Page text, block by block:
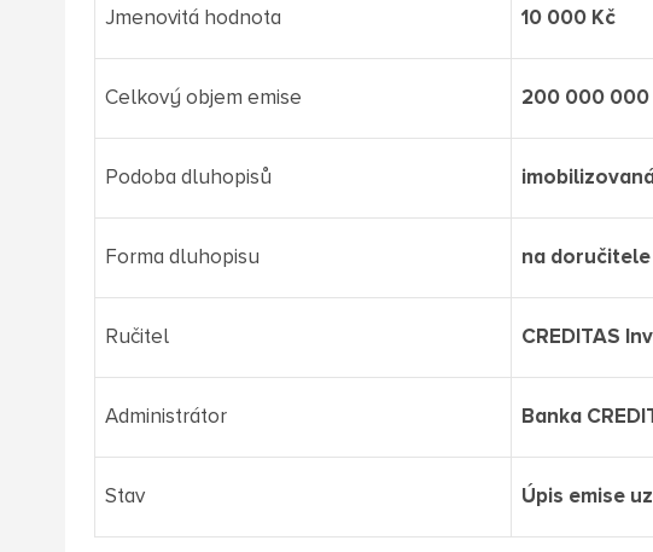
Jmenovitá hodnota 10 000 Kč
Celkový objem emise 200 000 000
Podoba dluhopisů
Forma dluhopisu na doručitele
Ručitel CREDITAS
Administrátor Banka
Stav Úpis emise